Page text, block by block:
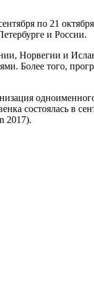
по 21
и России.
Норвегии и
Более того,
состоялась в
2017).